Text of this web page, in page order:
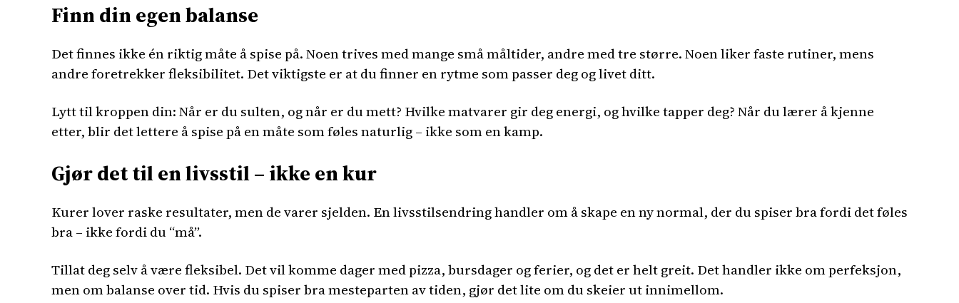
Finn din egen balanse
Det finnes ikke én riktig måte å spise på. Noen trives med mange små måltider, andre med tre større. Noen liker faste rutiner, mens
andre foretrekker fleksibilitet. Det viktigste er at du finner en rytme som passer deg og livet ditt.
Lytt til kroppen din: Når er du sulten, og når er du mett? Hvilke matvarer gir deg energi, og hvilke tapper deg? Når du lærer å kjenne
etter, blir det lettere å spise på en måte som føles naturlig – ikke som en kamp.
Gjør det til en livsstil – ikke en kur
Kurer lover raske resultater, men de varer sjelden. En livsstilsendring handler om å skape en ny normal, der du spiser bra fordi det føles
bra – ikke fordi du “må”.
Tillat deg selv å være fleksibel. Det vil komme dager med pizza, bursdager og ferier, og det er helt greit. Det handler ikke om perfeksjon,
men om balanse over tid. Hvis du spiser bra mesteparten av tiden, gjør det lite om du skeier ut innimellom.